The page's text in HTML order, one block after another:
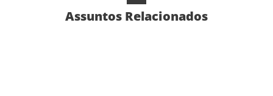
Assuntos Relacionados